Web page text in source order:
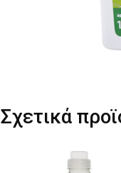
Σχετικά